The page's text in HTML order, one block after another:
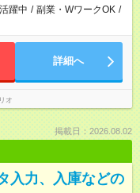
躍中 / 副業・WワークOK /
詳細へ
オ
掲載日：2026.08.02
入力、入庫などの